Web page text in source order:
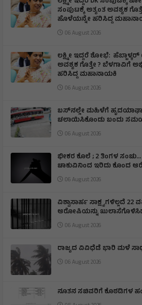
ಸಂಪುಟಕ್ಕೆ ಅತ್ಯಂತ ಅವಶ್ಯಕ
ಹೊಳೆಯನ್ನೇ ಹರಿಸಿದ್ದ
06 August 2026
ಲಕ್ಷ್ಮೀ ಇದ್ದರೆ ಶೋಭೆ:
ಅವಶ್ಯಕ ಗೊತ್ತೇ ? ಬೆಳಗಾವಿಗೆ
ಹರಿಸಿದ್ದ ಮಹಾನಾಯಕಿ
06 August 2026
ಬಸ್‌ನಲ್ಲೇ ಮಹಿಳೆಗೆ
ಚಲಾಯಿಸಿಕೊಂಡು ಬಂದು
06 August 2026
ಭೀಕರ ಕೊಲೆ ; 2 ತಿಂಗಳ ಸಂಚು…
ಚಾಕುವಿನಿಂದ ಇರಿದು ಕೊಂದ
06 August 2026
ವಿಶ್ವಾಸಾರ್ಹ ಸಾಕ್ಷ್ಯಗಳಿಲ್ಲದೆ
ಆರೋಪಿಯನ್ನು
06 August 2026
ರಾಜ್ಯದ ವಿವಿಧೆಡೆ ಭಾರಿ ಮಳೆ
06 August 2026
ನೂತನ ಸಚಿವರಿಗೆ ಕೊಠಡಿಗಳ